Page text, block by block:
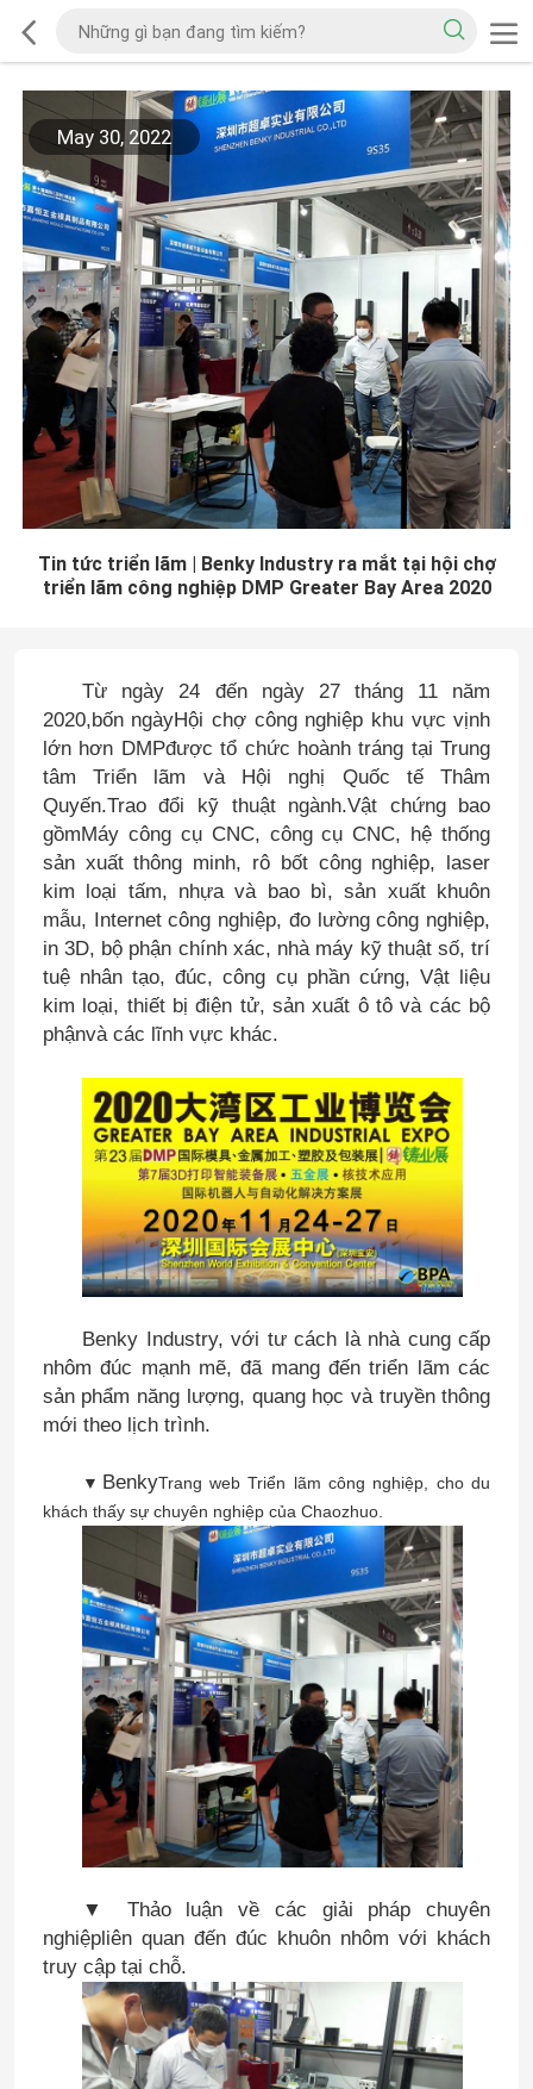
May 30, 2022
Tin tức triển lãm | Benky Industry ra mắt tại hội chợ
triển lãm công nghiệp DMP Greater Bay Area 2020
Từ ngày 24 đến ngày 27 tháng 11 năm
2020,bốn ngàyHội chợ công nghiệp khu vực vịnh
lớn hơn DMPđược tổ chức hoành tráng tại Trung
tâm Triển lãm và Hội nghị Quốc tế Thâm
Quyến.Trao đổi kỹ thuật ngành.Vật chứng bao
gồmMáy công cụ CNC, công cụ CNC, hệ thống
sản xuất thông minh, rô bốt công nghiệp, laser
kim loại tấm, nhựa và bao bì, sản xuất khuôn
mẫu, Internet công nghiệp, đo lường công nghiệp,
in 3D, bộ phận chính xác, nhà máy kỹ thuật số, trí
tuệ nhân tạo, đúc, công cụ phần cứng, Vật liệu
kim loại, thiết bị điện tử, sản xuất ô tô và các bộ
phậnvà các lĩnh vực khác.
Benky Industry, với tư cách là nhà cung cấp
nhôm đúc mạnh mẽ, đã mang đến triển lãm các
sản phẩm năng lượng, quang học và truyền thông
mới theo lịch trình.
▼ BenkyTrang web Triển lãm công nghiệp, cho du
khách thấy sự chuyên nghiệp của Chaozhuo.
▼ Thảo luận về các giải pháp chuyên
nghiệpliên quan đến đúc khuôn nhôm với khách
truy cập tại chỗ.